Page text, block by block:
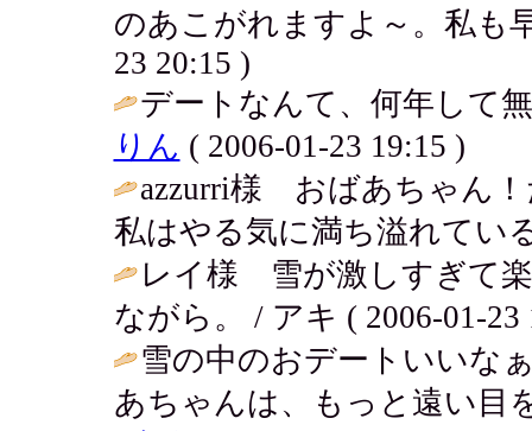
のあこがれますよ～。私も
23 20:15 )
デートなんて、何年して
りん ( 2006-01-23 19:15 )
azzurri様 おばあちゃん！
私はやる気に満ち溢れてい
レイ様 雪が激しすぎて
ながら。 / アキ ( 2006-01-23
雪の中のおデートいいな
あちゃんは、もっと遠い目